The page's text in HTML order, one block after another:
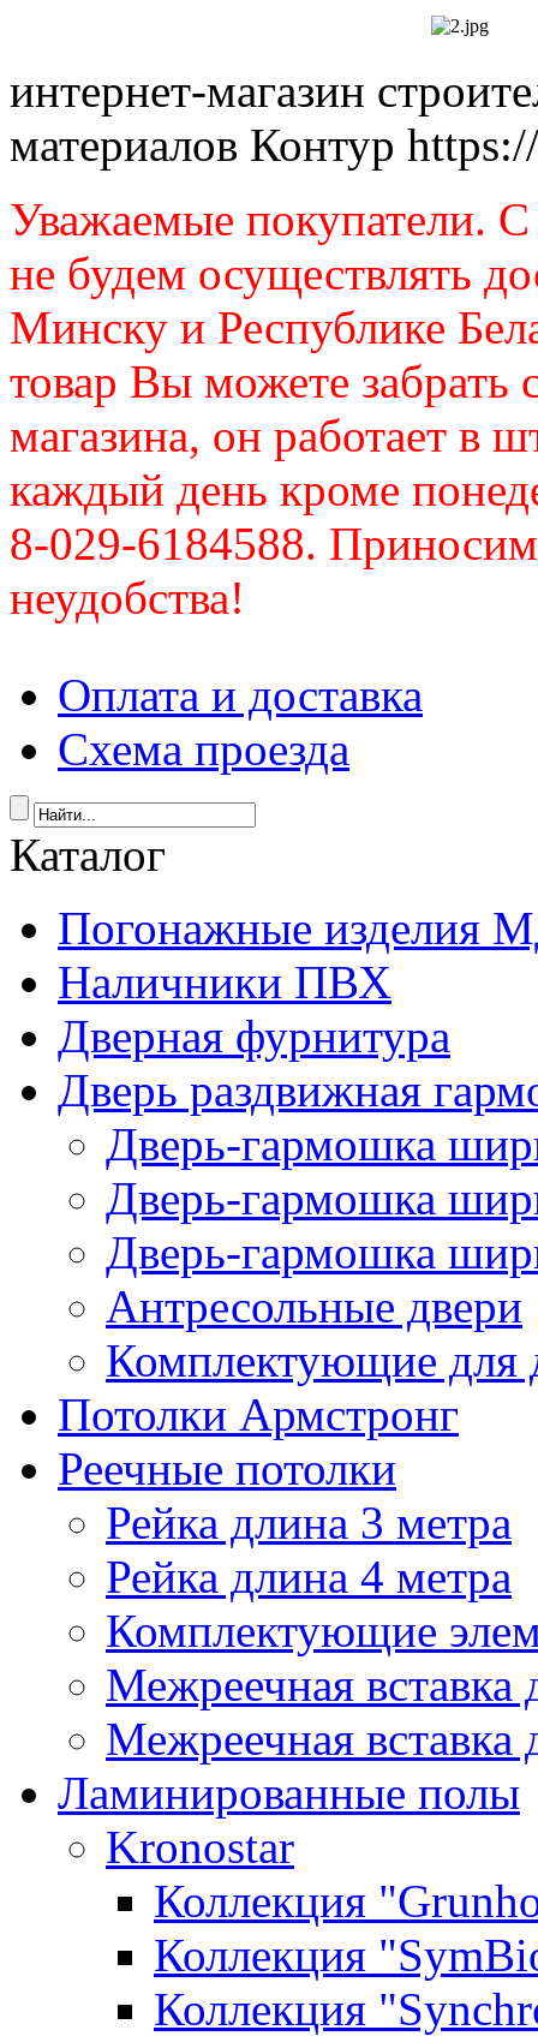
интернет-магазин
материалов Контур
Уважаемые покупатели.
не будем осуществлять
Минску и Республике
товар Вы можете забрать
магазина, он работает в
каждый день кроме
8-029-6184588. Приносим
неудобства!
Оплата и доставка
Схема проезда
Каталог
Погонажные изделия
Наличники ПВХ
Дверная фурнитура
Дверь раздвижная
Дверь-гармошка
Дверь-гармошка
Дверь-гармошка
Антресольные двери
Комплектующие для
Потолки Армстронг
Реечные потолки
Рейка длина 3 метра
Рейка длина 4 метра
Комплектующие
Межреечная вставка
Межреечная вставка
Ламинированные полы
Kronostar
Коллекция
Коллекция
Коллекция